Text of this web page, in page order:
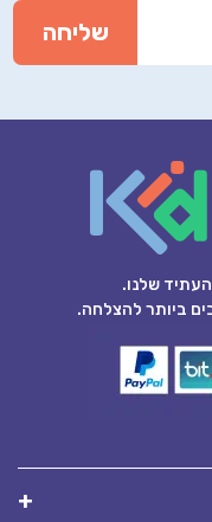
שלנו.
ביותר להצלחה.